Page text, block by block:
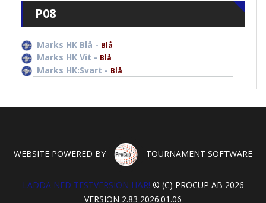
P08
Marks HK Blå - Blå
Marks HK Vit - Blå
Marks HK:Svart - Blå
WEBSITE POWERED BY TOURNAMENT SOFTWARE
LADDA NED TESTVERSION HÄR! © (C) PROCUP AB 2026
VERSION 2.83 2026.01.06